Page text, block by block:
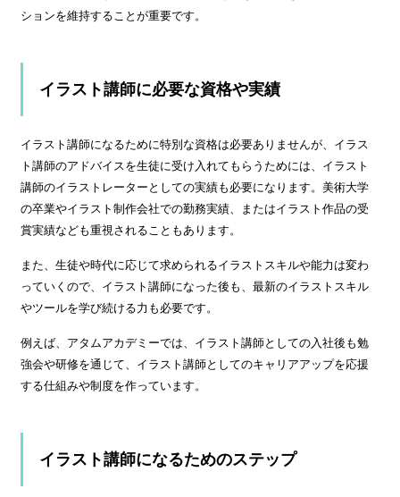
ションを維持することが重要です。
イラスト講師に必要な資格や実績
イラスト講師になるために特別な資格は必要ありませんが、イラス
ト講師のアドバイスを生徒に受け入れてもらうためには、イラスト
講師のイラストレーターとしての実績も必要になります。美術大学
の卒業やイラスト制作会社での勤務実績、またはイラスト作品の受
賞実績なども重視されることもあります。
また、生徒や時代に応じて求められるイラストスキルや能力は変わ
っていくので、イラスト講師になった後も、最新のイラストスキル
やツールを学び続ける力も必要です。
例えば、アタムアカデミーでは、イラスト講師としての入社後も勉
強会や研修を通じて、イラスト講師としてのキャリアアップを応援
する仕組みや制度を作っています。
イラスト講師になるためのステップ